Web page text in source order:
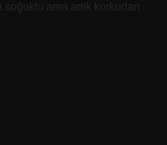
ama artık korkudan